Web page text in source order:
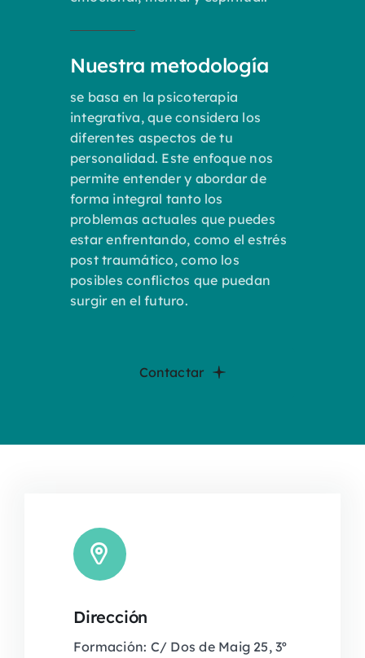
Nuestra metodología
se basa en la psicoterapia
integrativa, que considera los
diferentes aspectos de tu
personalidad. Este enfoque nos
permite entender y abordar de
forma integral tanto los
problemas actuales que puedes
estar enfrentando, como el estrés
post traumático, como los
posibles conflictos que puedan
surgir en el futuro.
Contactar
Dirección
Formación: C/ Dos de Maig 25, 3º